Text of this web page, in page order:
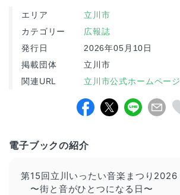
エリア 立川市
カテゴリー 広報誌
発行日 2026年05月10日
掲載団体 立川市
関連URL 立川市公式ホームページ
電子ブックの紹介
第15回立川いったい音楽まつり2026
〜街と音がひとつになる日〜